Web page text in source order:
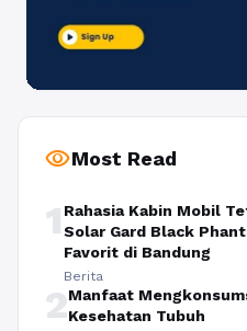
visibilityMost Read
1 Rahasia Kabin Mobil
Solar Gard Black
Favorit di Bandung
Berita
2Manfaat
Kesehatan Tubuh